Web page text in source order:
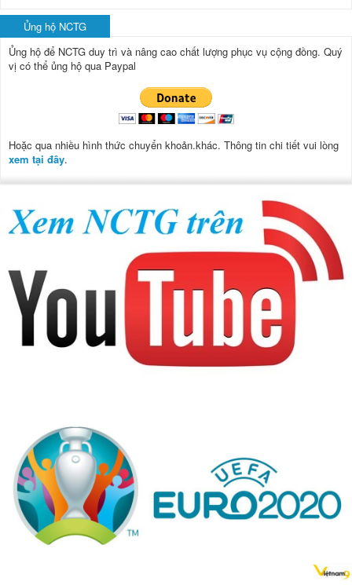
Ủng hộ NCTG
Ủng hộ để NCTG duy trì và nâng cao chất lượng phục vụ cộng đồng. Quý
vị có thể ủng hộ qua Paypal
Hoặc qua nhiều hình thức chuyển khoản.khác. Thông tin chi tiết vui lòng
xem tại đây.